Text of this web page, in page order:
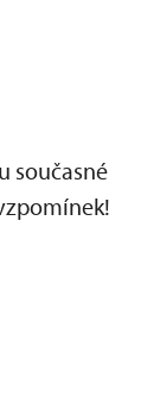
současné